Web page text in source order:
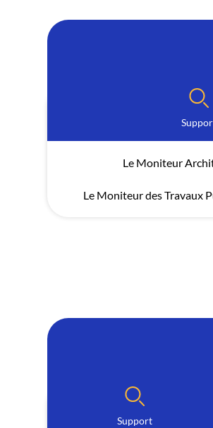
Le Moniteur
Le Moniteur des Travaux
Support